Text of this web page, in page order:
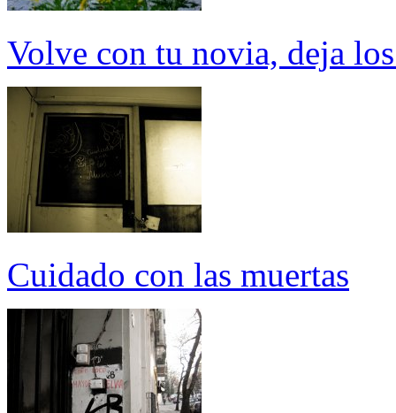
Volve con tu novia, deja
Cuidado con las muertas